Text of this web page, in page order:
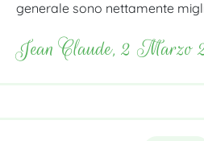
generale sono nettamente
Jean Claude, 2 Marzo